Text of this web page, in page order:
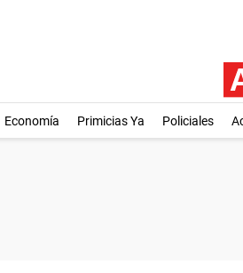
Economía Primicias Ya Policiales